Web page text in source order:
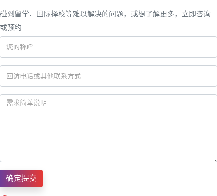
碰到留学、国际择校等难以解决的问题，或想了解更多，立即咨询
或预约